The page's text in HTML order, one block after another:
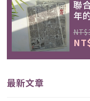
聯
年
最新文章